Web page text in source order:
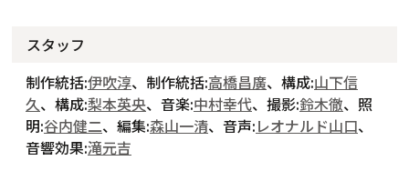
スタッフ
制作統括:伊吹淳、制作統括:高橋昌廣、構成:山下信
久、構成:梨本英央、音楽:中村幸代、撮影:鈴木徹、照
明:谷内健二、編集:森山一清、音声:レオナルド山口、
音響効果:滝元吉